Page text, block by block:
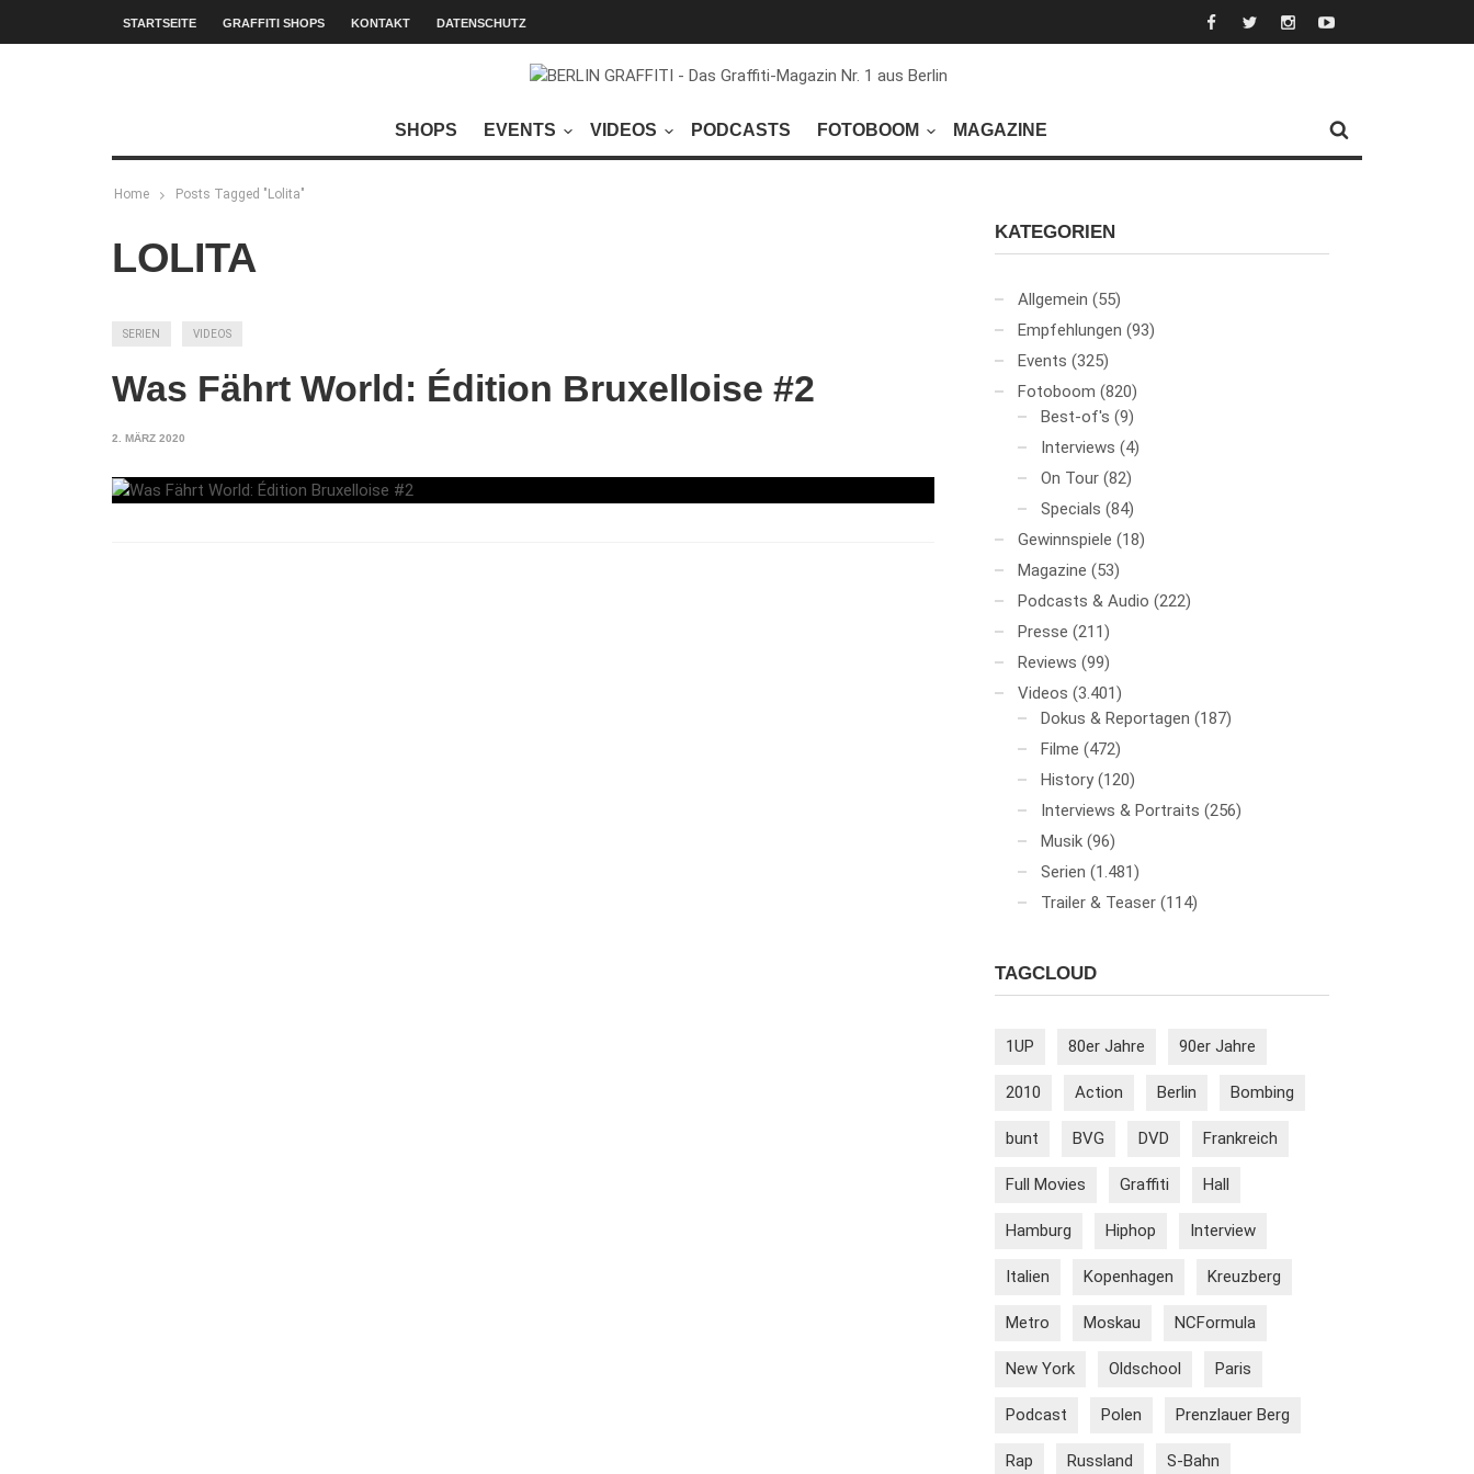
STARTSEITE GRAFFITI SHOPS KONTAKT DATENSCHUTZ
SHOPS EVENTS VIDEOS PODCASTS FOTOBOOM MAGAZINE
Home Posts Tagged "Lolita"
LOLITA
SERIEN VIDEOS
Was Fährt World: Édition Bruxelloise #2
2. MÄRZ 2020
KATEGORIEN
Allgemein (55)
Empfehlungen (93)
Events (325)
Fotoboom (820)
Best-of's (9)
Interviews (4)
On Tour (82)
Specials (84)
Gewinnspiele (18)
Magazine (53)
Podcasts & Audio (222)
Presse (211)
Reviews (99)
Videos (3.401)
Dokus & Reportagen (187)
Filme (472)
History (120)
Interviews & Portraits (256)
Musik (96)
Serien (1.481)
Trailer & Teaser (114)
TAGCLOUD
1UP 80er Jahre 90er Jahre
2010 Action Berlin Bombing
bunt BVG DVD Frankreich
Full Movies Graffiti Hall
Hamburg Hiphop Interview
Italien Kopenhagen Kreuzberg
Metro Moskau NCFormula
New York Oldschool Paris
Podcast Polen Prenzlauer Berg
Rap Russland S-Bahn